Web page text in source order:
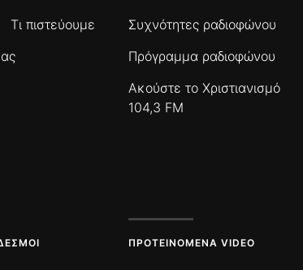
Τι πιστεύουμε
Συχνότητες ραδιοφώνου
Πρόγραμμα ραδιοφώνου
Ακούστε το Χριστιανισμό
104,3 FM
ΠΡΟΤΕΙΝΌΜΕΝΑ VIDEO